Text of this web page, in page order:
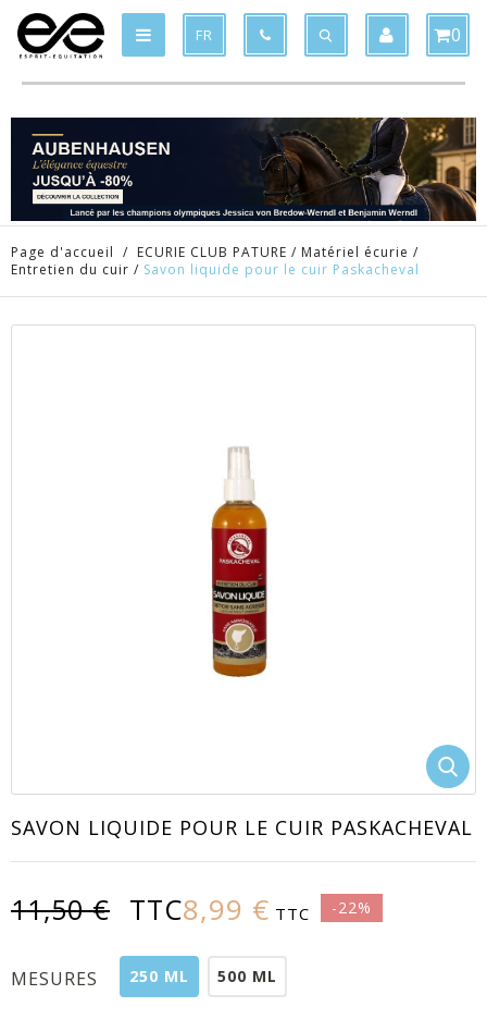
FR 0
Page d'accueil / ECURIE CLUB PATURE / Matériel écurie /
Entretien du cuir / Savon liquide pour le cuir Paskacheval
SAVON LIQUIDE POUR LE CUIR PASKACHEVAL
11,50 € TTC8,99 € TTC -22%
MESURES 250 ML 500 ML
Produit ajouté au panier x
Produit supprimé du panier x